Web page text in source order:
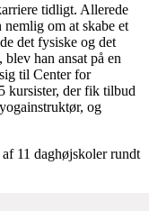
tidligt. Allerede
om at skabe et
det fysiske og det
han ansat på en
til Center for
kursister, der fik tilbud
og
11 daghøjskoler rundt